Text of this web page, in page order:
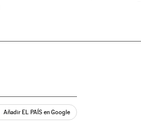
Añadir EL PAÍS en Google